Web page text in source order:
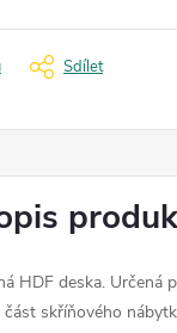
Sdílet
HDF deska. Určená
část skříňového